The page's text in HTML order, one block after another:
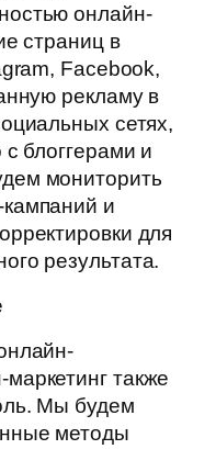
онлайн-
страниц в
Facebook,
рекламу в
сетях,
блоггерами и
мониторить
и
для
результата.
также
Мы будем
методы